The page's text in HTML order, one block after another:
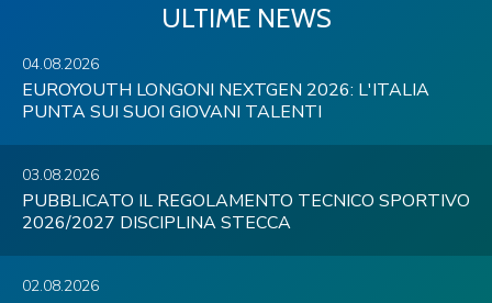
ULTIME NEWS
04.08.2026
EUROYOUTH LONGONI NEXTGEN 2026: L'ITALIA
PUNTA SUI SUOI GIOVANI TALENTI
03.08.2026
PUBBLICATO IL REGOLAMENTO TECNICO SPORTIVO
2026/2027 DISCIPLINA STECCA
02.08.2026